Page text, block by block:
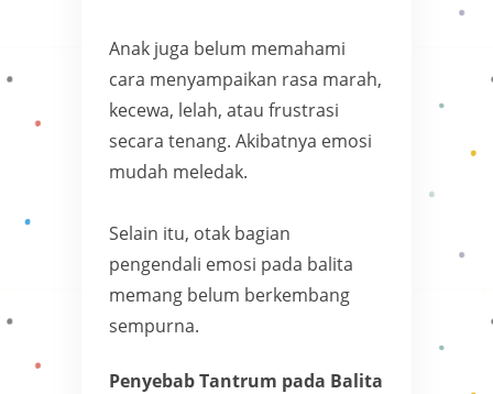
Anak juga belum memahami
cara menyampaikan rasa marah,
kecewa, lelah, atau frustrasi
secara tenang. Akibatnya emosi
mudah meledak.
Selain itu, otak bagian
pengendali emosi pada balita
memang belum berkembang
sempurna.
Penyebab Tantrum pada Balita